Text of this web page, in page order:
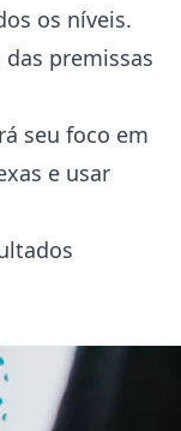
os níveis.
premissas
seu foco em
e usar